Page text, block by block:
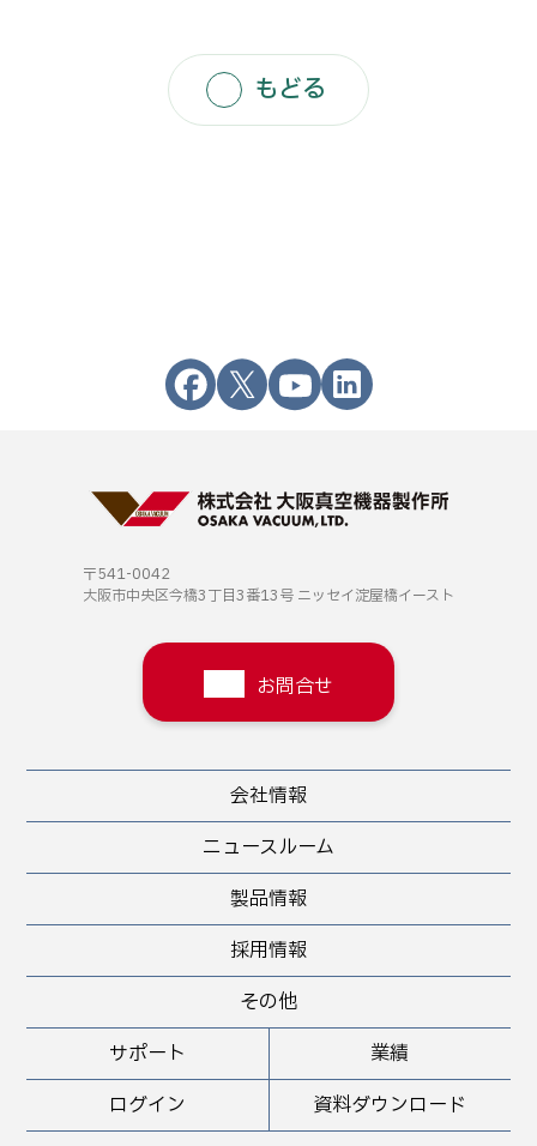
もどる
〒541-0042
大阪市中央区今橋3丁目3番13号 ニッセイ淀屋橋イースト
お問合せ
会社情報
ニュースルーム
製品情報
サポート 業績
採用情報
ログイン 資料ダウンロード
その他